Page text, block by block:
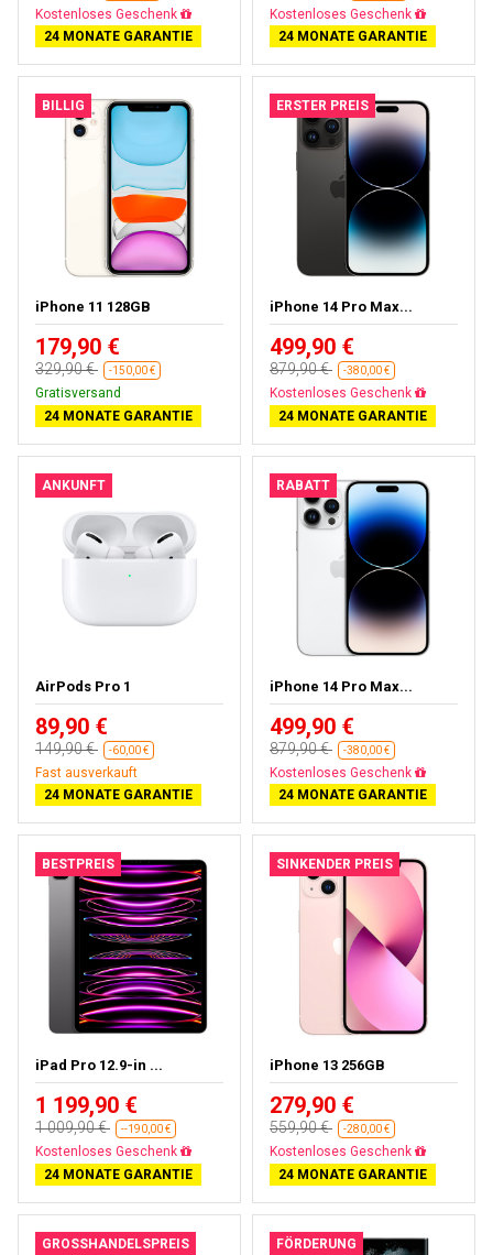
Gratisversand
24 MONATE GARANTIE
Gratisversand
24 MONATE GARANTIE
BILLIG
iPhone 11 128GB
179,90 €
329,90 € -150,00 €
Gratisversand
24 MONATE GARANTIE
ERSTER PREIS
iPhone 14 Pro Max...
499,90 €
879,90 € -380,00 €
Gratisversand
24 MONATE GARANTIE
ANKUNFT
AirPods Pro 1
89,90 €
149,90 € -60,00 €
Fast ausverkauft
24 MONATE GARANTIE
RABATT
iPhone 14 Pro Max...
499,90 €
879,90 € -380,00 €
Gratisversand
24 MONATE GARANTIE
BESTPREIS
iPad Pro 12.9-in ...
1 199,90 €
1 009,90 € --190,00 €
Fast ausverkauft
24 MONATE GARANTIE
SINKENDER PREIS
iPhone 13 256GB
279,90 €
559,90 € -280,00 €
Gratisversand
24 MONATE GARANTIE
GROSSHANDELSPREIS FÖRDERUNG